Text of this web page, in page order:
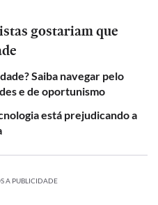
gostariam que
Saiba navegar pelo
e de oportunismo
está prejudicando a
A PUBLICIDADE